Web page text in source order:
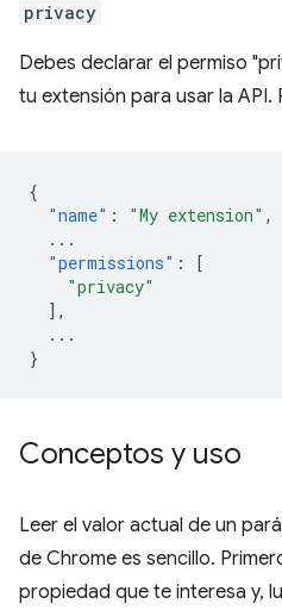
privacy
Debes declarar el permiso
tu extensión para usar la API.
{
"name" : "My extension" ,
...
"permissions" :
[
"privacy"
],
...
}
Conceptos y uso
Leer el valor actual de un
de Chrome es sencillo.
propiedad que te interesa y,